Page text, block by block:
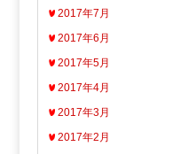
2017年7月
2017年6月
2017年5月
2017年4月
2017年3月
2017年2月